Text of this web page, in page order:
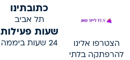
הצטרפו אלינו
להרפתקה בלתי
כתובתינו
תל אביב
שעות פעילות
24 שעות ביממה